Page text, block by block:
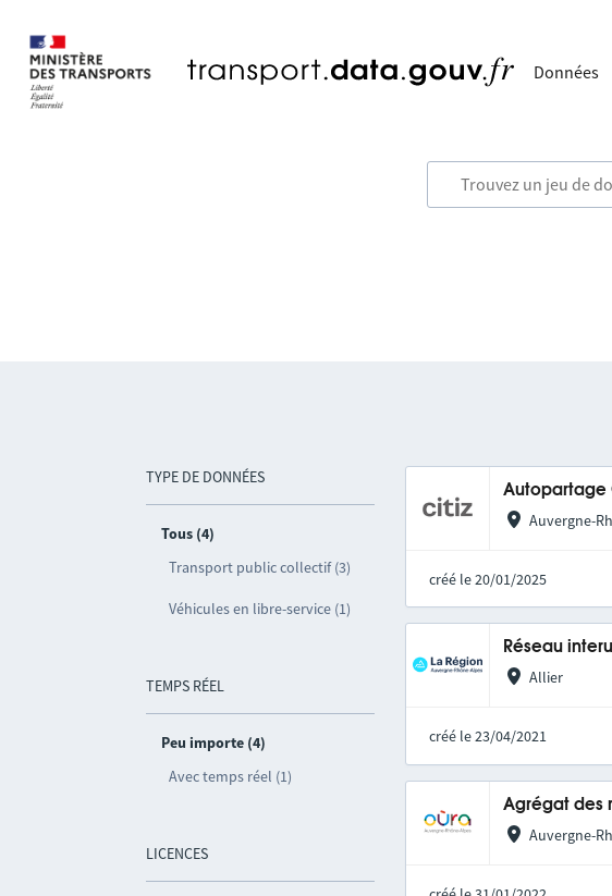
Données
TYPE DE DONNÉES
Tous (4)
Transport public collectif (3)
Véhicules en libre-service (1)
TEMPS RÉEL
Peu importe (4)
Avec temps réel (1)
LICENCES
Autopartage
Auvergne-
créé le 20/01/2025
Réseau
Allier
créé le 23/04/2021
Agrégat des
Auvergne-